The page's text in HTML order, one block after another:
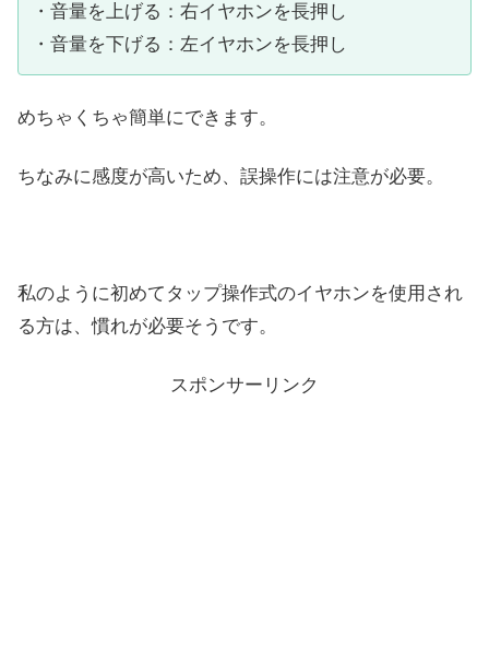
・音量を上げる：右イヤホンを長押し
・音量を下げる：左イヤホンを長押し
めちゃくちゃ簡単にできます。
ちなみに感度が高いため、誤操作には注意が必要。
私のように初めてタップ操作式のイヤホンを使用され
る方は、慣れが必要そうです。
スポンサーリンク